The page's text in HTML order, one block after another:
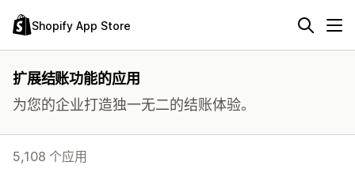
Shopify App Store
扩展结账功能的应用
为您的企业打造独一无二的结账体验。
5,108 个应用